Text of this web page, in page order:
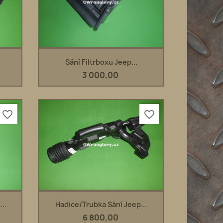
Rychlý náhled
Sání Filtrboxu Jeep...
3 000,00
favorite_border
Rychlý náhled
Hadice/trubka Sání Jeep...
6 800,00
favorite_border